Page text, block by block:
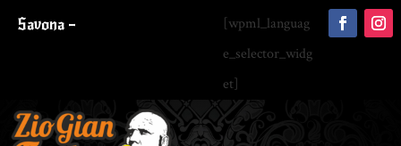
Savona –
[wpml_languag
e_selector_widg
et]